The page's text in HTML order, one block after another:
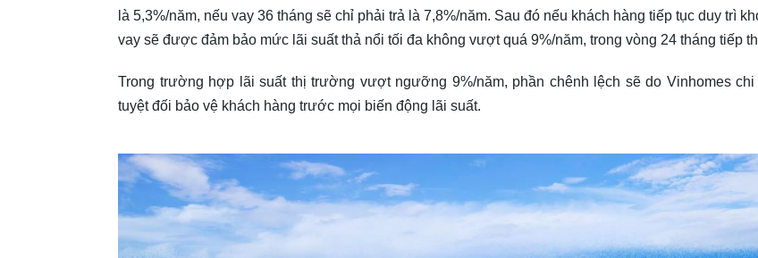
là 5,3%/năm, nếu vay 36 tháng sẽ chỉ phải trả là 7,8%/năm. Sau đó nếu khách hàng tiếp tục duy trì
vay sẽ được đảm bảo mức lãi suất thả nổi tối đa không vượt quá 9%/năm, trong vòng 24 tháng tiếp
Trong trường hợp lãi suất thị trường vượt ngưỡng 9%/năm, phần chênh lệch sẽ do Vinhomes chi
tuyệt đối bảo vệ khách hàng trước mọi biến động lãi suất.